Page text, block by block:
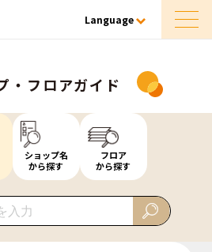
Language
・フロアガイド
ショップ名
から探す
フロア
から探す